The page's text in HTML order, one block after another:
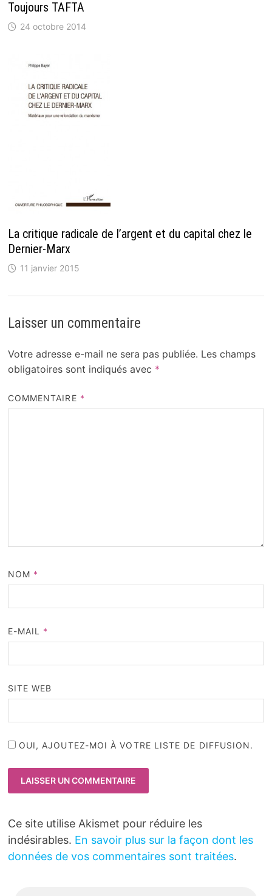
Toujours TAFTA
24 octobre 2014
La critique radicale de l’argent et du capital chez le
Dernier-Marx
11 janvier 2015
Laisser un commentaire
Votre adresse e-mail ne sera pas publiée. Les champs
obligatoires sont indiqués avec *
COMMENTAIRE *
NOM *
E-MAIL *
SITE WEB
OUI, AJOUTEZ-MOI À VOTRE LISTE DE DIFFUSION.
Ce site utilise Akismet pour réduire les
indésirables. En savoir plus sur la façon dont les
données de vos commentaires sont traitées.